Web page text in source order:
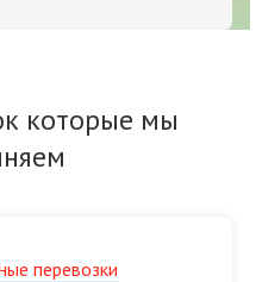
которые мы
перевозки